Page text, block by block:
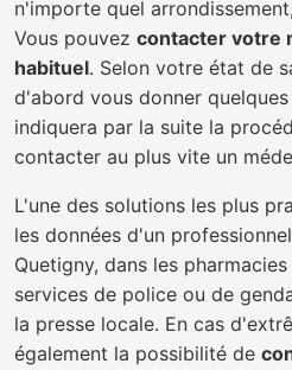
n'importe quel
Vous pouvez contacter votre
habituel. Selon votre état de
d'abord vous donner
indiquera par la suite la
contacter au plus vite un
L'une des solutions les plus
les données d'un
Quetigny, dans les
services de police ou de
la presse locale. En cas
également la possibilité de